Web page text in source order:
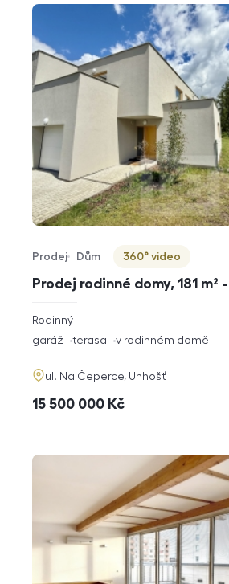
Prodej rodinné domy, 181 m²
Typ nabídky
Prodej
Typ nemovitosti
Dům
Virtuální prohlídka
360° video
rozměry
dispozice
Rodinný
funkce
garáž terasa v rodinném domě
adresa
ul. Na Čeperce, Unhošť
cena
15 500 000 Kč